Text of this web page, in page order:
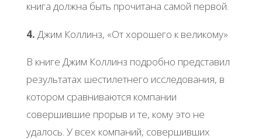
книга должна быть прочитана самой первой.
4. Джим Коллинз, «От хорошего к великому»
В книге Джим Коллинз подробно представил
результатах шестилетнего исследования, в
котором сравниваются компании
совершившие прорыв и те, кому это не
удалось. У всех компаний, совершивших